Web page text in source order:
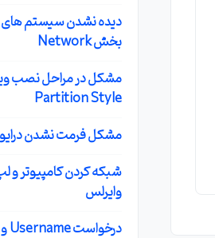
بخش Network
Partition Style
مشکل فرمت نشدن درایو c هنگام نصب ویندوز
شبکه کردن کامپیوتر و
وایرلس